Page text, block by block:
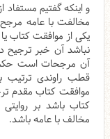
و اینکه گفتیم
مخالفت با عامه
یکی از موافقت کتاب
نباشد آن خبر ترجیح
آن مرجحات است حکم
قطب راوندی
موافقت کتاب مقدم
کتاب باشد بر
مخالف با عامه باشد.